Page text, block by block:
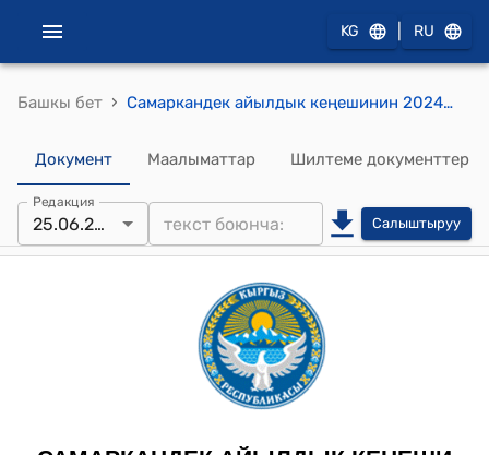
KG RU
Башкы бет › Самаркандек айылдык кеңешинин 2024-жылдын 25-июнундагы №73 "Калкты сугат суу менен камсыздоо боюнча “Төрт-Гүл толкуну” СПА сынын 2024-жылдын башынан бери аткарып келген иштери жөнүндө отчету" токтому
Документ Маалыматтар Шилтеме документтер
Редакция
25.06.2024 Салыштыруу